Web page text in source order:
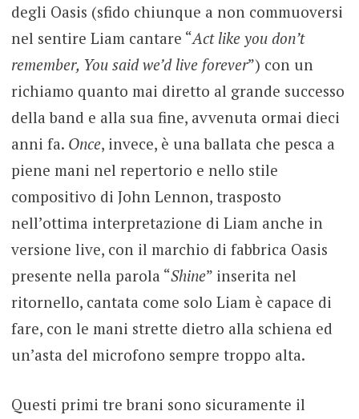
degli Oasis (sfido chiunque a non commuoversi
nel sentire Liam cantare “Act like you don’t
remember, You said we’d live forever”) con un
richiamo quanto mai diretto al grande successo
della band e alla sua fine, avvenuta ormai dieci
anni fa. Once, invece, è una ballata che pesca a
piene mani nel repertorio e nello stile
compositivo di John Lennon, trasposto
nell’ottima interpretazione di Liam anche in
versione live, con il marchio di fabbrica Oasis
presente nella parola “Shine” inserita nel
ritornello, cantata come solo Liam è capace di
fare, con le mani strette dietro alla schiena ed
un’asta del microfono sempre troppo alta.
Questi primi tre brani sono sicuramente il